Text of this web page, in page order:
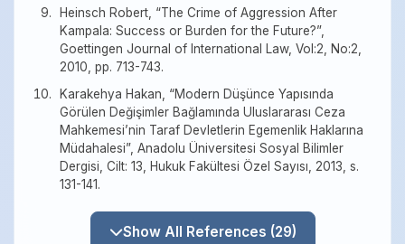
Heinsch Robert, “The Crime of Aggression After
Kampala: Success or Burden for the Future?”,
Goettingen Journal of International Law, Vol:2, No:2,
2010, pp. 713-743.
Karakehya Hakan, “Modern Düşünce Yapısında
Görülen Değişimler Bağlamında Uluslararası Ceza
Mahkemesi’nin Taraf Devletlerin Egemenlik Haklarına
Müdahalesi”, Anadolu Üniversitesi Sosyal Bilimler
Dergisi, Cilt: 13, Hukuk Fakültesi Özel Sayısı, 2013, s.
131-141.
Show All References (29)